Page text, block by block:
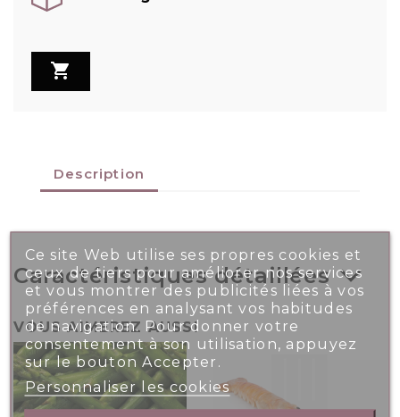

Description
Caractéristiques détaillées
VOUS AIMEREZ AUSSI
Ce site Web utilise ses propres cookies et
ceux de tiers pour améliorer nos services
et vous montrer des publicités liées à vos
préférences en analysant vos habitudes
de navigation. Pour donner votre
consentement à son utilisation, appuyez
sur le bouton Accepter.
Personnaliser les cookies